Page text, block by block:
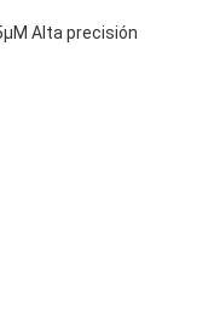
Alta precisión